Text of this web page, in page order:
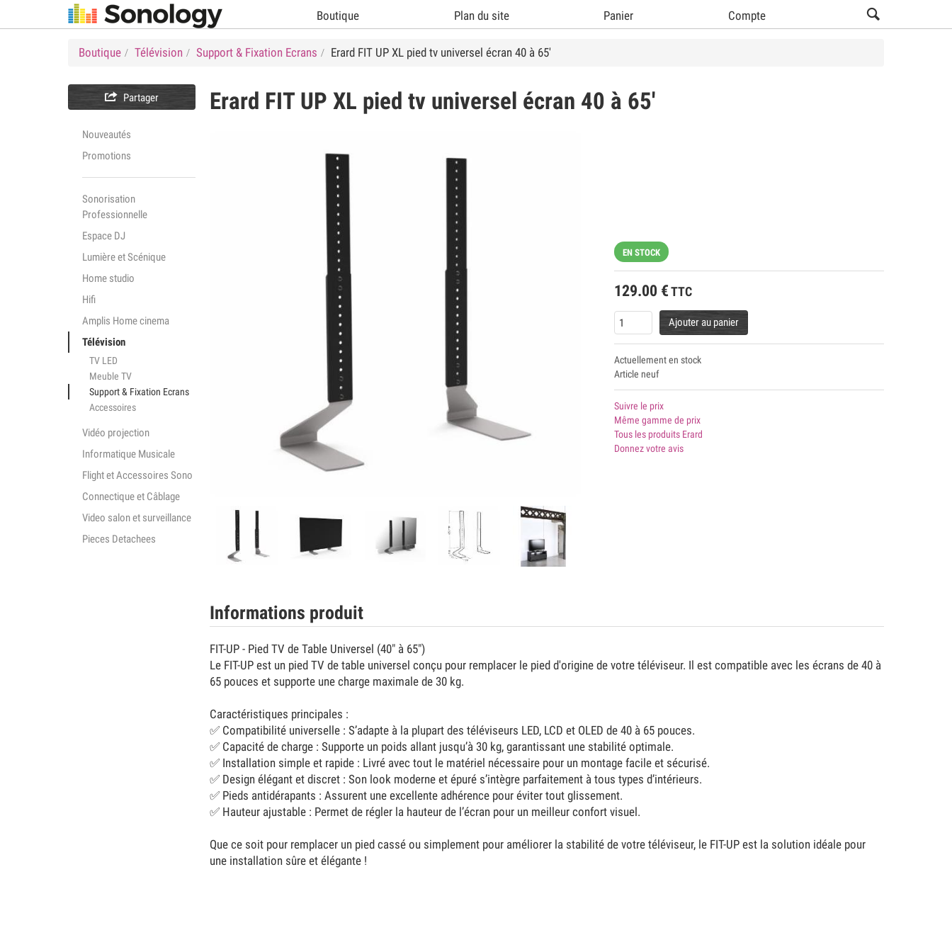
Boutique Plan du site Panier Compte
Boutique Télévision Support & Fixation Ecrans Erard FIT UP XL pied tv universel écran 40 à 65'
 Partager
Nouveautés
Promotions
Sonorisation
Professionnelle
Espace DJ
Lumière et Scénique
Home studio
Hifi
Amplis Home cinema
Télévision
TV LED
Meuble TV
Support & Fixation Ecrans
Accessoires
Vidéo projection
Informatique Musicale
Flight et Accessoires Sono
Connectique et Câblage
Video salon et surveillance
Pieces Detachees
Erard FIT UP XL pied tv universel écran 40 à 65'
EN STOCK
129.00 € TTC
Ajouter au panier
Actuellement en stock
Article neuf
Suivre le prix
Même gamme de prix
Tous les produits Erard
Donnez votre avis
Informations produit
FIT-UP - Pied TV de Table Universel (40" à 65")
Le FIT-UP est un pied TV de table universel conçu pour remplacer le pied d'origine de votre téléviseur. Il est compatible avec les écrans de 40 à
65 pouces et supporte une charge maximale de 30 kg.
Caractéristiques principales :
✅ Compatibilité universelle : S’adapte à la plupart des téléviseurs LED, LCD et OLED de 40 à 65 pouces.
✅ Capacité de charge : Supporte un poids allant jusqu’à 30 kg, garantissant une stabilité optimale.
✅ Installation simple et rapide : Livré avec tout le matériel nécessaire pour un montage facile et sécurisé.
✅ Design élégant et discret : Son look moderne et épuré s’intègre parfaitement à tous types d’intérieurs.
✅ Pieds antidérapants : Assurent une excellente adhérence pour éviter tout glissement.
✅ Hauteur ajustable : Permet de régler la hauteur de l’écran pour un meilleur confort visuel.
Que ce soit pour remplacer un pied cassé ou simplement pour améliorer la stabilité de votre téléviseur, le FIT-UP est la solution idéale pour
une installation sûre et élégante !